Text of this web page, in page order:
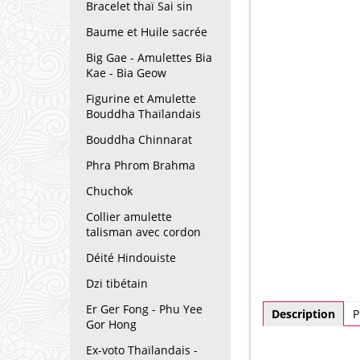
Bracelet thaï Sai sin
Baume et Huile sacrée
Big Gae - Amulettes Bia
Kae - Bia Geow
Figurine et Amulette
Bouddha Thaïlandais
Bouddha Chinnarat
Phra Phrom Brahma
Chuchok
Collier amulette
talisman avec cordon
Déité Hindouiste
Dzi tibétain
Er Ger Fong - Phu Yee
Gor Hong
Ex-voto Thaïlandais -
Description